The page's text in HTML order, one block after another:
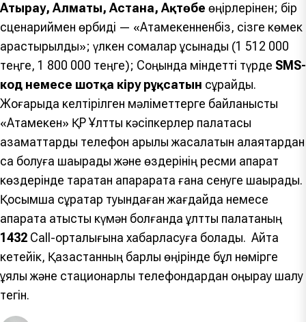
Атырау, Алматы, Астана, Ақтөбе өңірлерінен; бір
сценариймен өрбиді — «Атамекенненбіз, сізге көмек
қарастырылды»; үлкен сомалар ұсынады (1 512 000
теңге, 1 800 000 теңге); Соңында міндетті түрде SMS-
код немесе шотқа кіру рұқсатын сұрайды.
Жоғарыда келтірілген мәліметтерге байланысты
«Атамекен» ҚР Ұлттық кәсіпкерлер палатасы
азаматтарды телефон арқылы жасалатын алаяқтардан
сақ болуға шақырады және өздерінің ресми ақпарат
көздерінде таратқан ақпараратқа ғана сенуге шақырады.
Қосымша сұрақтар туындаған жағдайда немесе
ақпаратқа қатысты күмән болғанда ұлттық палатаның
1432 Call-орталығына хабарласуға болады. Айта
кетейік, Қазақстанның барлық өңірінде бұл нөмірге
ұялы және стационарлық телефондардан қоңырау шалу
тегін.